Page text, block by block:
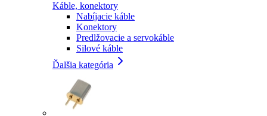
Káble, konektory
Nabíjacie káble
Konektory
Predlžovacie a servokáble
Silové káble
Ďalšia kategória